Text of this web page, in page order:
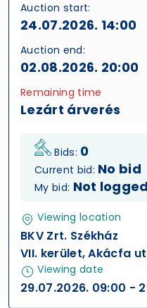
Auction start:
24.07.2026. 14:00
Auction end:
02.08.2026. 20:00
Remaining time
Lezárt árverés
Bids: 0
Current bid: No bid
My bid: Not
Viewing location
BKV Zrt. Székház
VII. kerület, Akácfa
Viewing date
29.07.2026. 09:00 -